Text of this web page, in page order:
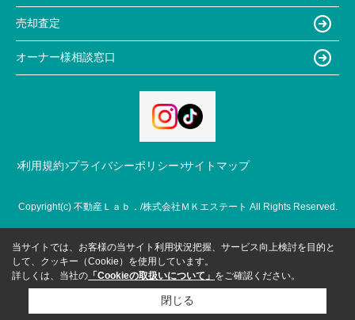
売却査定
オーナー様相談窓口
利用規約 プライバシーポリシー サイトマップ
Copyright(c) 不動産Ｌａｂ．/株式会社ＭＫエステート All Rights Reserved.
当サイトでは、お客様の当サイト利用状況把握、サービス向上検討を目的と
して、クッキー（Cookie）を使用しています。
詳しくは、当社の 「Cookieの取扱いについて」 をご確認ください。
閉じる